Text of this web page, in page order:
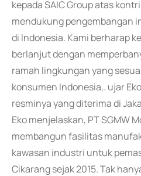
kepada SAIC Group atas
mendukung pengembangan
di Indonesia. Kami berharap
berlanjut dengan
ramah lingkungan yang
konsumen Indonesia,. ujar
resminya yang diterima di
Eko menjelaskan, PT SGMW
membangun fasilitas
kawasan industri untuk
Cikarang sejak 2015. Tak